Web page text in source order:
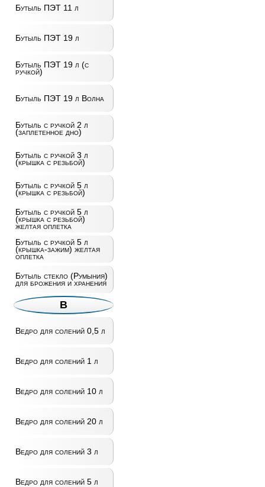
Бутыль ПЭТ 11 л
Бутыль ПЭТ 19 л
Бутыль ПЭТ 19 л (с
ручкой)
Бутыль ПЭТ 19 л Волна
Бутыль с ручкой 2 л
(заплетенное дно)
Бутыль с ручкой 3 л
(крышка с резьбой)
Бутыль с ручкой 5 л
(крышка с резьбой)
Бутыль с ручкой 5 л
(крышка с резьбой)
желтая оплетка
Бутыль с ручкой 5 л
(крышка-зажим) желтая
оплетка
Бутыль стекло (Румыния)
для брожения и хранения
В
Ведро для солений 0,5 л
Ведро для солений 1 л
Ведро для солений 10 л
Ведро для солений 20 л
Ведро для солений 3 л
Ведро для солений 5 л